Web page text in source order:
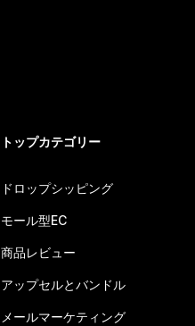
トップカテゴリー
ドロップシッピング
モール型EC
商品レビュー
アップセルとバンドル
メールマーケティング